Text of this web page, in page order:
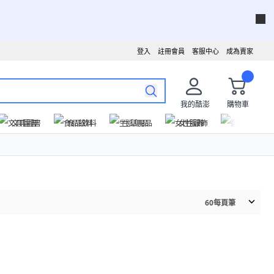
成為賣家
客服中心
註冊會員
登入
我的酷澎
購物車
文具圖書
食品飲料 生活用品 女性服飾
60每頁筆